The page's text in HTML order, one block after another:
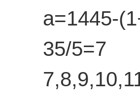
a=1445-
35/5=7